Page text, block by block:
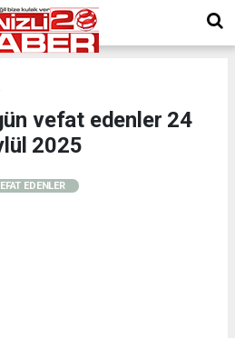
vefat edenler 24
2025
EDENLER